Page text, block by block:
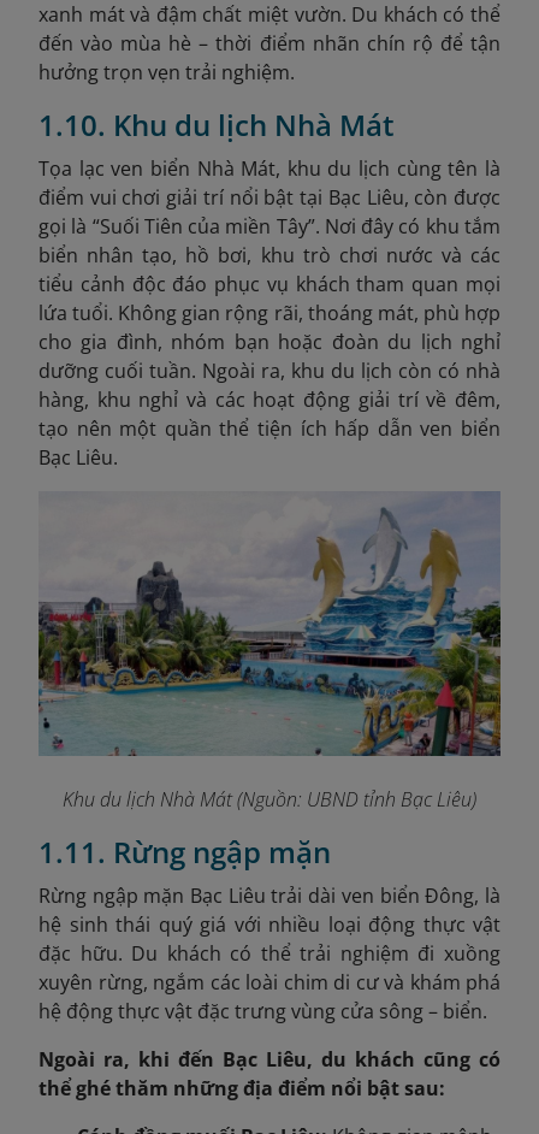
xanh mát và đậm chất miệt vườn. Du khách có thể
đến vào mùa hè – thời điểm nhãn chín rộ để tận
hưởng trọn vẹn trải nghiệm.
1.10. Khu du lịch Nhà Mát
Tọa lạc ven biển Nhà Mát, khu du lịch cùng tên là
điểm vui chơi giải trí nổi bật tại Bạc Liêu, còn được
gọi là “Suối Tiên của miền Tây”. Nơi đây có khu tắm
biển nhân tạo, hồ bơi, khu trò chơi nước và các
tiểu cảnh độc đáo phục vụ khách tham quan mọi
lứa tuổi. Không gian rộng rãi, thoáng mát, phù hợp
cho gia đình, nhóm bạn hoặc đoàn du lịch nghỉ
dưỡng cuối tuần. Ngoài ra, khu du lịch còn có nhà
hàng, khu nghỉ và các hoạt động giải trí về đêm,
tạo nên một quần thể tiện ích hấp dẫn ven biển
Bạc Liêu.
Khu du lịch Nhà Mát (Nguồn: UBND tỉnh Bạc Liêu)
1.11. Rừng ngập mặn
Rừng ngập mặn Bạc Liêu trải dài ven biển Đông, là
hệ sinh thái quý giá với nhiều loại động thực vật
đặc hữu. Du khách có thể trải nghiệm đi xuồng
xuyên rừng, ngắm các loài chim di cư và khám phá
hệ động thực vật đặc trưng vùng cửa sông – biển.
Ngoài ra, khi đến Bạc Liêu, du khách cũng có
thể ghé thăm những địa điểm nổi bật sau: